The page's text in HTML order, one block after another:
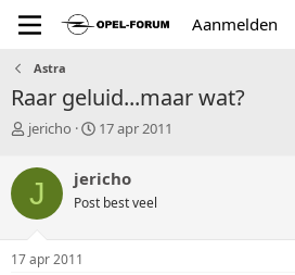
Aanmelden
Astra
Raar geluid...maar wat?
T
p
c
s
a
jericho
S
r
t
a
17 apr 2011
J jericho
Post best veel
17 apr 2011